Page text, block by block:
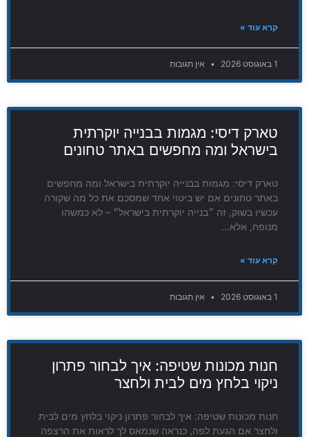
קרא עוד »
1 באוגוסט 2026 אין תגובות
טארק דיסי: מגמות בבנייה יוקרתית
בישראל ומה מחפשים באתר טחונים
טארק דיסי: מגמות בבנייה יוקרתית בישראל ומה מחפשים
באתר טחונים אם יש ביטוי אחד שמסכם את כל מה שקורה
עכשיו בשוק, זה ״בנייה יוקרתית בישראל״ – לא כמשהו
מנופח, אלא…
קרא עוד »
1 באוגוסט 2026 אין תגובות
חנות מכונות שטיפה: איך לבחור פתרון
ניקוי בלחץ מים לבית ולחצר
חנות מכונות שטיפה: איך לבחור פתרון ניקוי בלחץ מים לבית
ולחצר אם הגעת לפה, כנראה שנמאס לך לראות את הרצפה